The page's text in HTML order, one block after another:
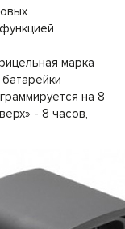
марка
на 8
- 8 часов,